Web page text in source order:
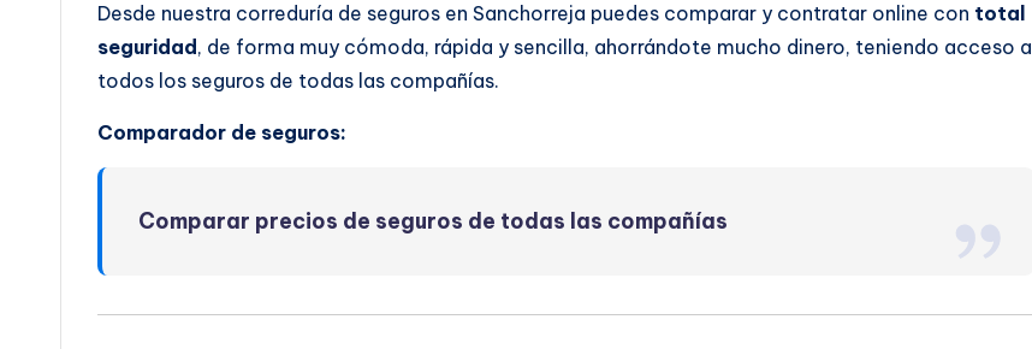
Desde nuestra correduría de seguros en Sanchorreja puedes comparar y contratar online con total
seguridad , de forma muy cómoda, rápida y sencilla, ahorrándote mucho dinero, teniendo acceso a
todos los seguros de todas las compañías.
Comparador de seguros:
Comparar precios de seguros de todas las compañías